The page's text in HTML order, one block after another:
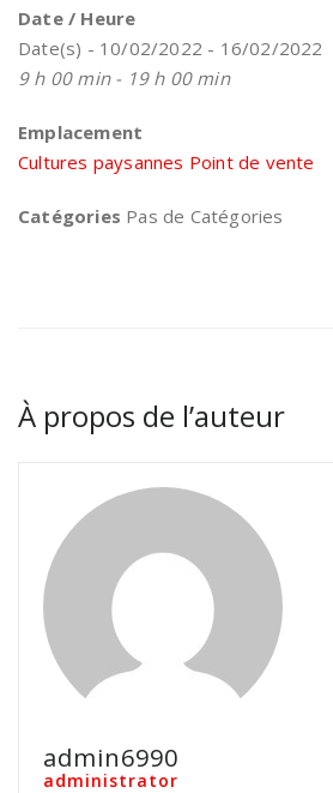
Date / Heure
Date(s) - 10/02/2022 - 16/02/2022
9 h 00 min - 19 h 00 min
Emplacement
Cultures paysannes Point de vente
Catégories Pas de Catégories
À propos de l’auteur
admin6990
administrator